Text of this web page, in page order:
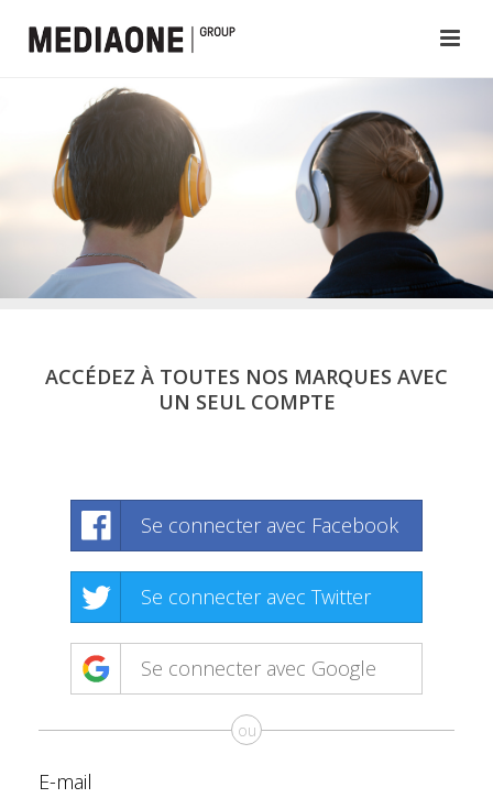
ACCÉDEZ À TOUTES NOS MARQUES AVEC
UN SEUL COMPTE
Se connecter avec Facebook
Se connecter avec Twitter
Se connecter avec Google
ou
E-mail